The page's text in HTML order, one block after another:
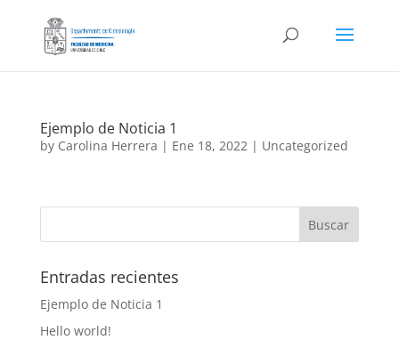
Ejemplo de Noticia 1
by Carolina Herrera | Ene 18, 2022| Uncategorized
Entradas recientes
Ejemplo de Noticia 1
Hello world!